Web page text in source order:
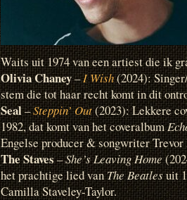
Waits uit 1974 van een artiest die ik
Olivia Chaney–I Wish(2024):
stem die tot haar recht komt in dit
Seal–Steppin’ Out(2023): Lekkere
1982, dat komt van het coveralbum
Engelse producer & songwriter Trevor
The Staves–She’s Leaving Home
het prachtige lied vanThe Beatlesuit
Camilla Staveley-Taylor.